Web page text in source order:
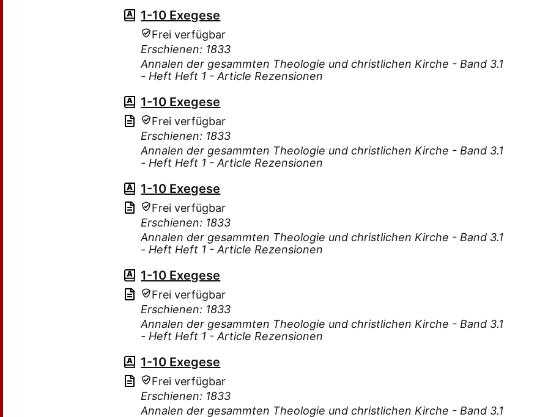
1-10 Exegese
Frei verfügbar
Erschienen: 1833
Annalen der gesammten Theologie und christlichen Kirche - Band 3.1
- Heft Heft 1 - Article Rezensionen
1-10 Exegese
Frei verfügbar
Erschienen: 1833
Annalen der gesammten Theologie und christlichen Kirche - Band 3.1
- Heft Heft 1 - Article Rezensionen
1-10 Exegese
Frei verfügbar
Erschienen: 1833
Annalen der gesammten Theologie und christlichen Kirche - Band 3.1
- Heft Heft 1 - Article Rezensionen
1-10 Exegese
Frei verfügbar
Erschienen: 1833
Annalen der gesammten Theologie und christlichen Kirche - Band 3.1
- Heft Heft 1 - Article Rezensionen
1-10 Exegese
Frei verfügbar
Erschienen: 1833
Annalen der gesammten Theologie und christlichen Kirche - Band 3.1